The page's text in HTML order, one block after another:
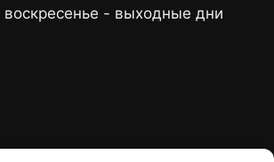
воскресенье - выходные дни